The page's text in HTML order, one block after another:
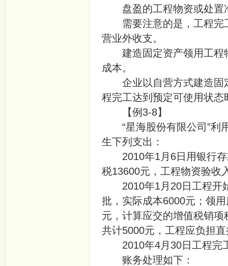
盘盈的工程物资或处置
需要注意的是，工程完
营业外收支。
建造固定资产领用工程
成本。
企业以自营方式建造固定
程完工达到预定可使用状态
【例3-8】
“星海股份有限公司”利
生下列支出：
2010年1月6日用银行存
税13600元，工程物资验收
2010年1月20日工程开始
批，实际成本6000元；领
元，计算应交的增值税销
共计5000元，工程应负担
2010年4月30日工程完
账务处理如下：